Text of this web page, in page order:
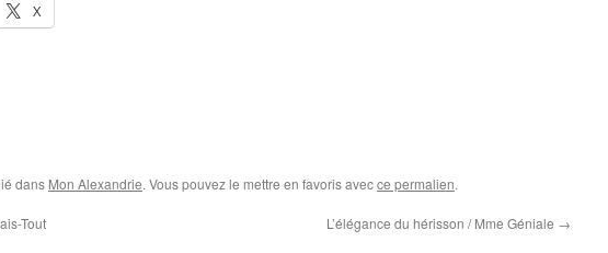
X
dans Mon Alexandrie. Vous pouvez le mettre en favoris avecce permalien.
Tout L’élégance du hérisson / Mme Géniale →